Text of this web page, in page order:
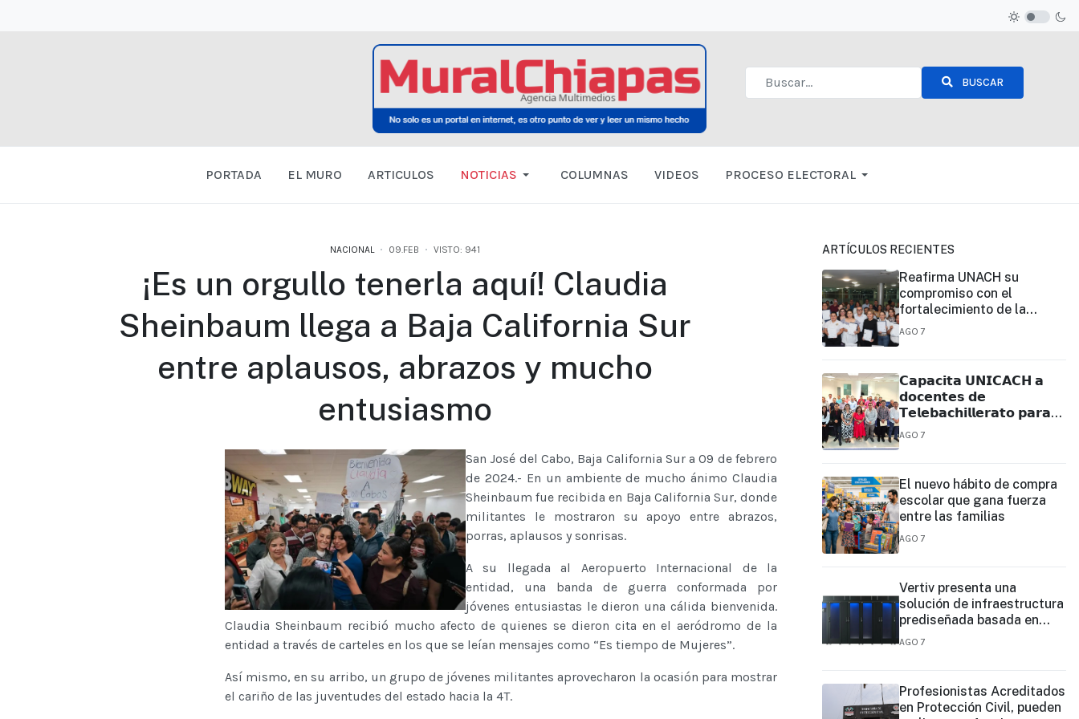
BUSCAR
PORTADA EL MURO ARTICULOS NOTICIAS COLUMNAS VIDEOS PROCESO ELECTORAL
NACIONAL 09.FEB VISTO: 941
¡Es un orgullo tenerla aquí! Claudia
Sheinbaum llega a Baja California Sur
entre aplausos, abrazos y mucho
entusiasmo
San José del Cabo, Baja California Sur a 09 de febrero
de 2024.- En un ambiente de mucho ánimo Claudia
Sheinbaum fue recibida en Baja California Sur, donde
militantes le mostraron su apoyo entre abrazos,
porras, aplausos y sonrisas.
A su llegada al Aeropuerto Internacional de la
entidad, una banda de guerra conformada por
jóvenes entusiastas le dieron una cálida bienvenida.
Claudia Sheinbaum recibió mucho afecto de quienes se dieron cita en el aeródromo de la
entidad a través de carteles en los que se leían mensajes como “Es tiempo de Mujeres”.
Así mismo, en su arribo, un grupo de jóvenes militantes aprovecharon la ocasión para mostrar
el cariño de las juventudes del estado hacia la 4T.
ARTÍCULOS RECIENTES
Reafirma UNACH su
compromiso con el
fortalecimiento de la
certificación de
AGO 7
𝗖𝗮𝗽𝗮𝗰𝗶𝘁𝗮 𝗨𝗡𝗜𝗖𝗔𝗖𝗛 𝗮
𝗱𝗼𝗰𝗲𝗻𝘁𝗲𝘀 𝗱𝗲
𝗧𝗲𝗹𝗲𝗯𝗮𝗰𝗵𝗶𝗹𝗹𝗲𝗿𝗮𝘁𝗼 𝗽𝗮𝗿𝗮
𝗳𝗼𝗿𝘁𝗮𝗹𝗲𝗰𝗲𝗿 𝘀𝘂 𝗽𝗿𝗮́𝗰𝘁𝗶𝗰𝗮
AGO 7
El nuevo hábito de compra
escolar que gana fuerza
entre las familias
AGO 7
Vertiv presenta una
solución de infraestructura
prediseñada basada en
filas para agilizar las
borde y de IA en el borde
AGO 7
Profesionistas Acreditados
en Protección Civil, pueden